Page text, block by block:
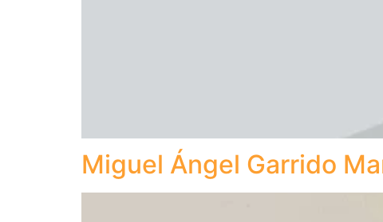
Miguel Ángel Garrido